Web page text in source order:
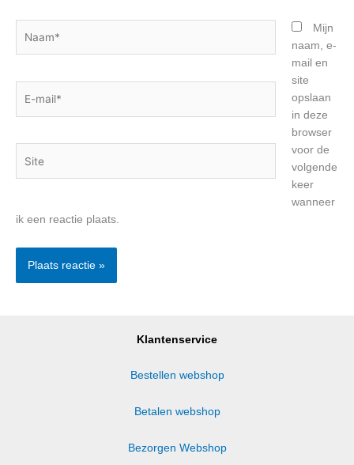
mail*
Mijn
naam, e-
mail en
site
opslaan
in deze
browser
voor de
volgende
keer
wanneer
ik een reactie plaats.
Klantenservice
Bestellen webshop
Betalen webshop
Bezorgen Webshop